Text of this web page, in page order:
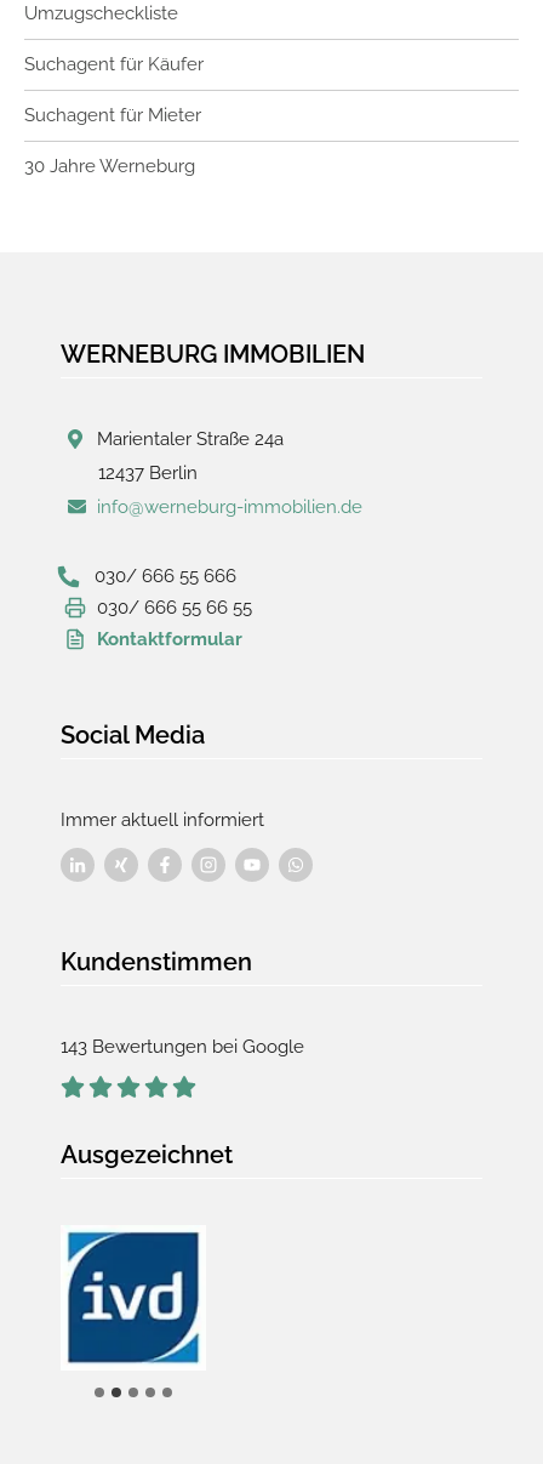
Umzugscheckliste
Suchagent für Käufer
Suchagent für Mieter
30 Jahre Werneburg
WERNEBURG IMMOBILIEN
Marientaler Straße 24a
12437 Berlin
info@werneburg-immobilien.de
030/ 666 55 666
030/ 666 55 66 55
Kontaktformular
Social Media
Immer aktuell informiert
Kundenstimmen
143 Bewertungen bei Google
Ausgezeichnet